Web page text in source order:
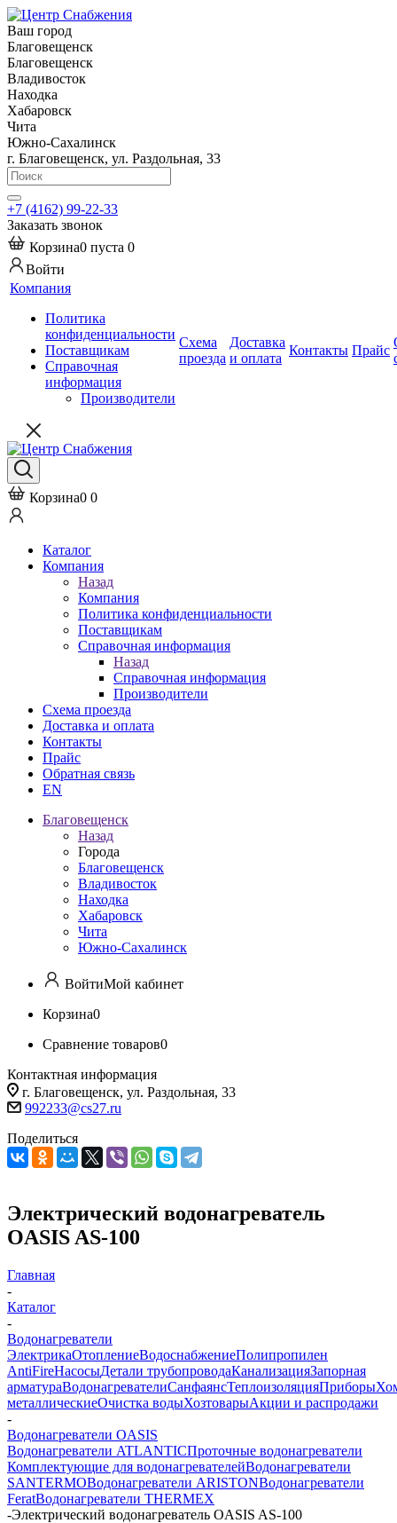
Ваш город
Благовещенск
Благовещенск
Владивосток
Находка
Хабаровск
Чита
Южно-Сахалинск
г. Благовещенск, ул. Раздольная, 33
+7 (4162) 99-22-33
Заказать звонок
Корзина0 пуста 0
Войти
Компания
Политика
конфиденциальности
Поставщикам
Справочная
информация
Производители
Схема
проезда
Доставка
и оплата
Контакты Прайс
Корзина0 0
Каталог
Компания
Назад
Компания
Политика конфиденциальности
Поставщикам
Справочная информация
Назад
Справочная информация
Производители
Схема проезда
Доставка и оплата
Контакты
Прайс
Обратная связь
EN
Благовещенск
Назад
Города
Благовещенск
Владивосток
Находка
Хабаровск
Чита
Южно-Сахалинск
ВойтиМой кабинет
Корзина0
Сравнение товаров0
Контактная информация
г. Благовещенск, ул. Раздольная, 33
992233@cs27.ru
Поделиться
Электрический водонагреватель
OASIS AS-100
Главная
-
Каталог
-
Водонагреватели
ЭлектрикаОтоплениеВодоснабжениеПолипропилен
AntiFireНасосыДетали трубопроводаКанализацияЗапорная
арматураВодонагревателиСанфаянсТеплоизоляцияПриборы
металлическиеОчистка водыХозтоварыАкции и распродажи
-
Водонагреватели OASIS
Водонагреватели ATLANTICПроточные водонагреватели
Комплектующие для водонагревателейВодонагреватели
SANTERMOВодонагреватели ARISTONВодонагреватели
FeratВодонагреватели THERMEX
-Электрический водонагреватель OASIS AS-100